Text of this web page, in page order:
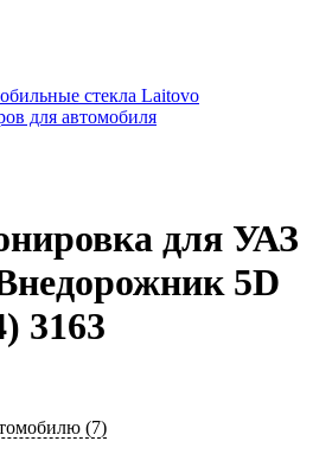
стекла Laitovo
для автомобиля
для УАЗ
5D
3163
(7)